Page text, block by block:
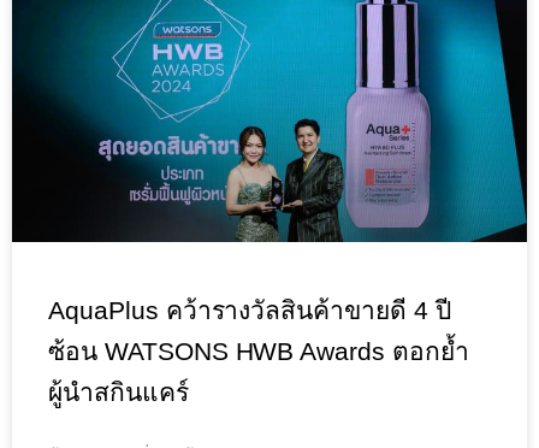
AquaPlus คว้ารางวัลสินค้าขายดี 4 ปี
ซ้อน WATSONS HWB Awards ตอกย้ำ
ผู้นำสกินแคร์